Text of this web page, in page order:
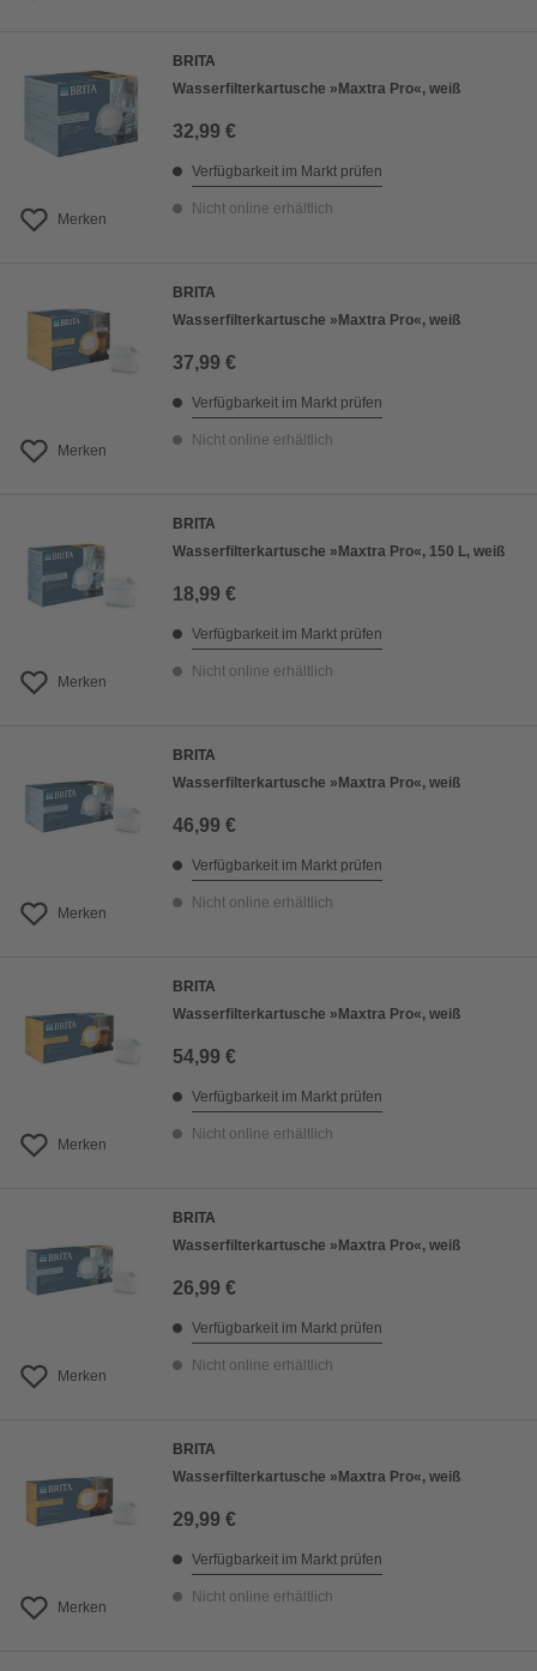
Merken
BRITA
Wasserfilterkartusche »Maxtra Pro«, weiß
32,99 €
Verfügbarkeit im Markt prüfen
Nicht online erhältlich
Merken
BRITA
Wasserfilterkartusche »Maxtra Pro«, weiß
37,99 €
Verfügbarkeit im Markt prüfen
Nicht online erhältlich
Merken
BRITA
Wasserfilterkartusche »Maxtra Pro«, 150 L, weiß
18,99 €
Verfügbarkeit im Markt prüfen
Nicht online erhältlich
Merken
BRITA
Wasserfilterkartusche »Maxtra Pro«, weiß
46,99 €
Verfügbarkeit im Markt prüfen
Nicht online erhältlich
Merken
BRITA
Wasserfilterkartusche »Maxtra Pro«, weiß
54,99 €
Verfügbarkeit im Markt prüfen
Nicht online erhältlich
Merken
BRITA
Wasserfilterkartusche »Maxtra Pro«, weiß
26,99 €
Verfügbarkeit im Markt prüfen
Nicht online erhältlich
Merken
BRITA
Wasserfilterkartusche »Maxtra Pro«, weiß
29,99 €
Verfügbarkeit im Markt prüfen
Nicht online erhältlich